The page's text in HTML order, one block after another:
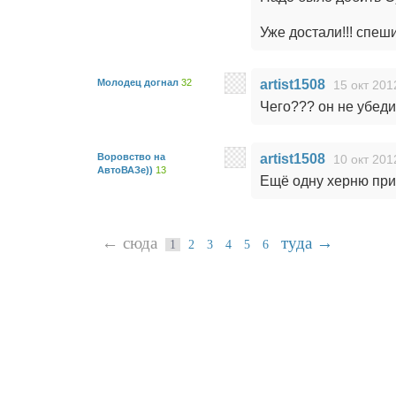
Уже достали!!!
Молодец догнал 32 artist1508 15 окт
Чего??? он не
Воровство на
АвтоВАЗе)) 13
artist1508 10 окт
Ещё одну херню
← сюда 1 2 3 4 5 6 туда →